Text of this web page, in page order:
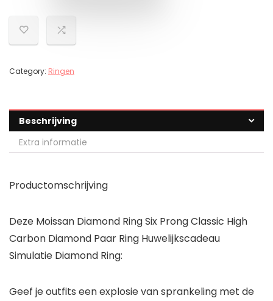
Category: Ringen
Beschrijving
Extra informatie
Productomschrijving
Deze Moissan Diamond Ring Six Prong Classic High
Carbon Diamond Paar Ring Huwelijkscadeau
Simulatie Diamond Ring:
Geef je outfits een explosie van sprankeling met de